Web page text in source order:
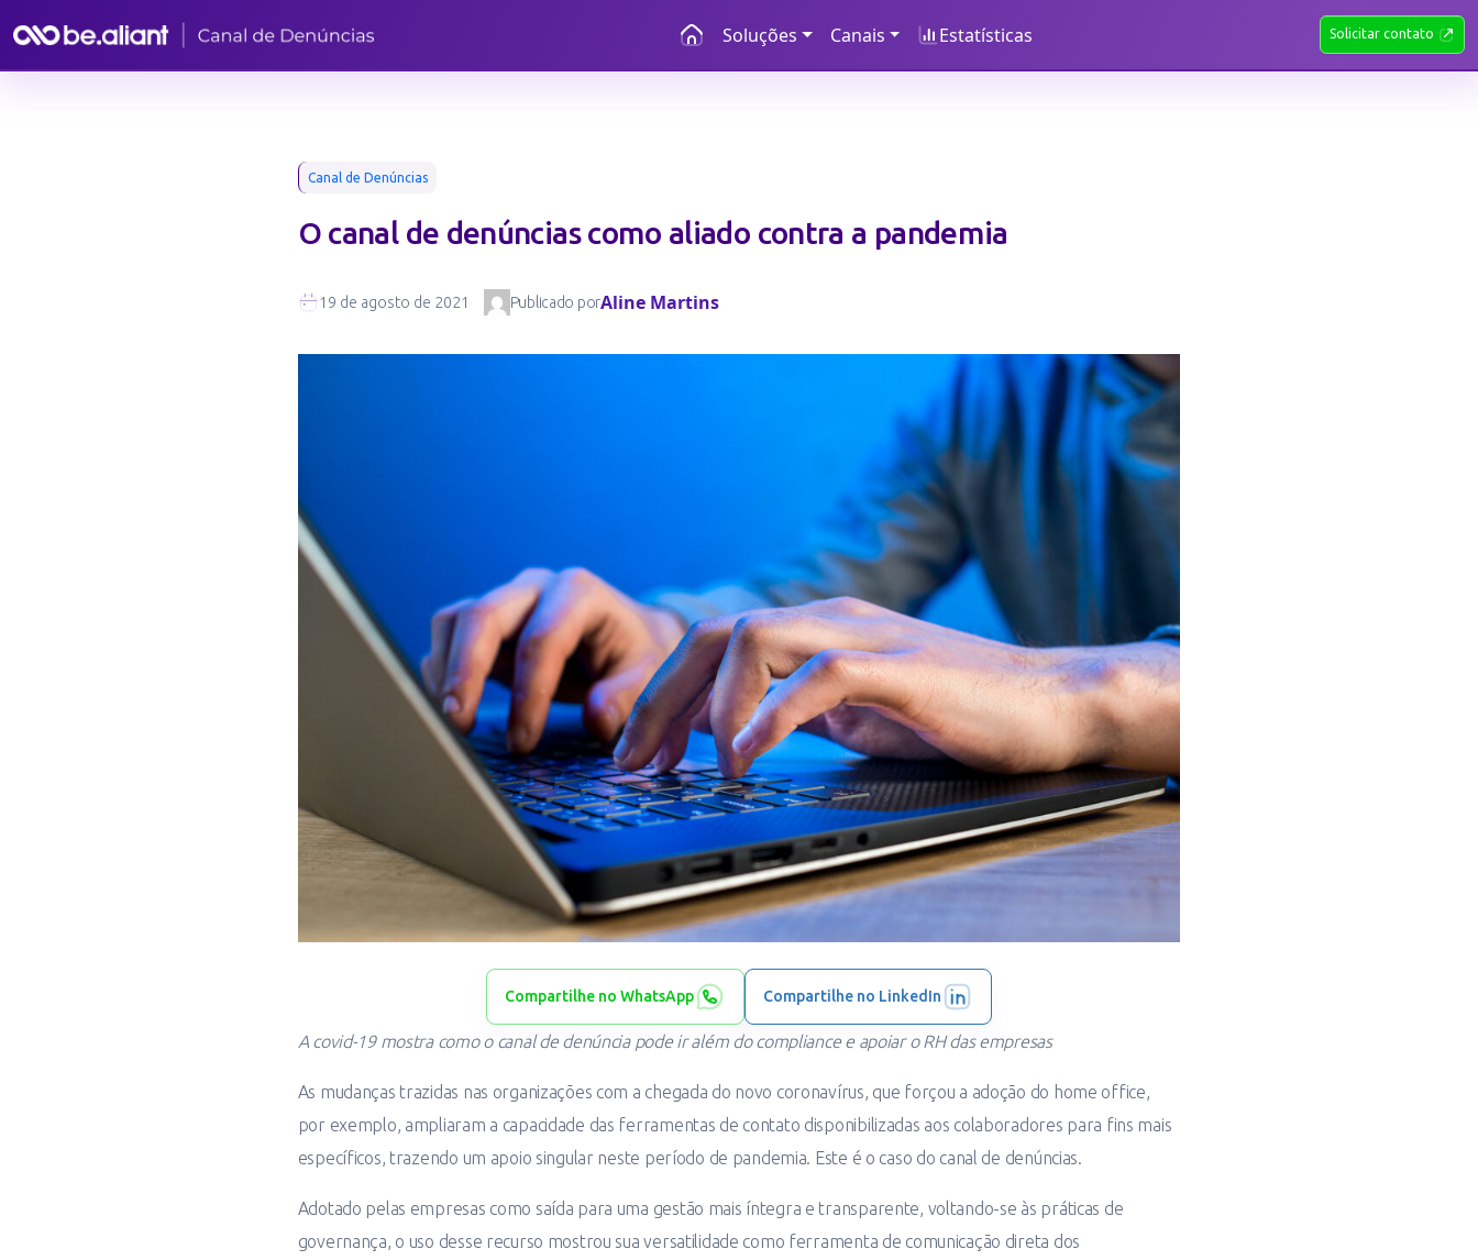
Soluções Canais Estatísticas Solicitar contato
Canal de Denúncias
O canal de denúncias como aliado contra a pandemia
19 de agosto de 2021 Publicado porAline Martins
Compartilhe no WhatsApp Compartilhe no LinkedIn
A covid-19 mostra como o canal de denúncia pode ir além do compliance e apoiar o RH das empresas
As mudanças trazidas nas organizações com a chegada do novo coronavírus, que forçou a adoção do home office,
por exemplo, ampliaram a capacidade das ferramentas de contato disponibilizadas aos colaboradores para fins mais
específicos, trazendo um apoio singular neste período de pandemia. Este é o caso do canal de denúncias.
Adotado pelas empresas como saída para uma gestão mais íntegra e transparente, voltando-se às práticas de
governança, o uso desse recurso mostrou sua versatilidade como ferramenta de comunicação direta dos